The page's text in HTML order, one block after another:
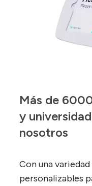
Más de
y
nosotros
Con una
personalizables